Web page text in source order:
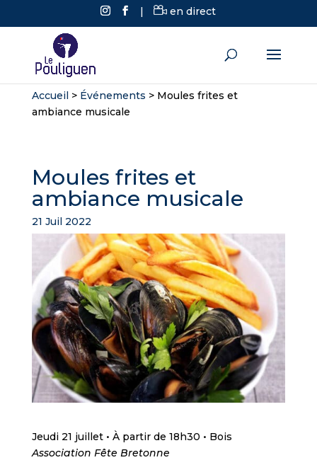
| en direct
Accueil> Événements > Moules frites et
ambiance musicale
Moules frites et
ambiance musicale
21 Juil 2022
Jeudi 21 juillet • À partir de 18h30 • Bois
Association Fête Bretonne